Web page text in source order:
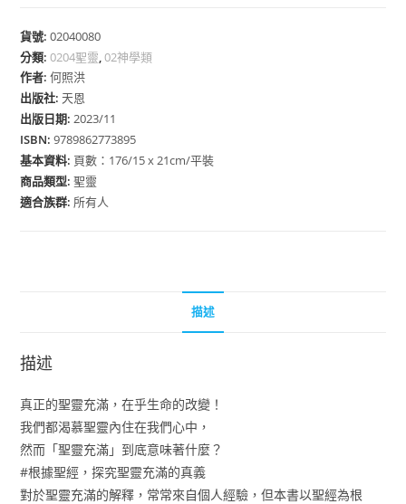
滿
新
生
活：
從
聖
經
解
量
貨號:02040080
分類:0204聖靈,02神學類
作者:何照洪
出版社:天恩
出版日期:2023/11
ISBN:9789862773895
基本資料: 頁數：176/15 x 21cm/平裝
商品類型:聖靈
適合族群:所有人
描述
描述
真正的聖靈充滿，在乎生命的改變！
我們都渴慕聖靈內住在我們心中，
然而「聖靈充滿」到底意味著什麼？
#根據聖經，探究聖靈充滿的真義
對於聖靈充滿的解釋，常常來自個人經驗，但本書以聖經為根